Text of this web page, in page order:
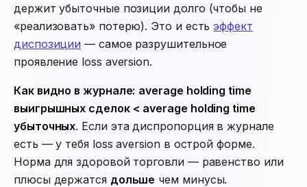
держит убыточные позиции долго (чтобы не
«реализовать» потерю). Это и естьэффект
диспозиции — самое разрушительное
проявление loss aversion.
Как видно в журнале: average holding time
выигрышных сделок < average holding time
убыточных. Если эта диспропорция в журнале
есть — у тебя loss aversion в острой форме.
Норма для здоровой торговли — равенство или
плюсы держатся дольше чем минусы.